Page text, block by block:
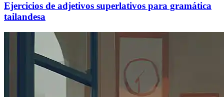
Ejercicios de adjetivos superlativos para gramática
tailandesa